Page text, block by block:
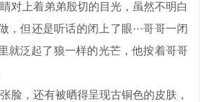
对上着弟弟殷切的目光，虽然不明白
，但还是听话的闭上了眼···哥哥一闭
就泛起了狼一样的光芒，他按着哥哥
脸，还有被晒得呈现古铜色的皮肤，